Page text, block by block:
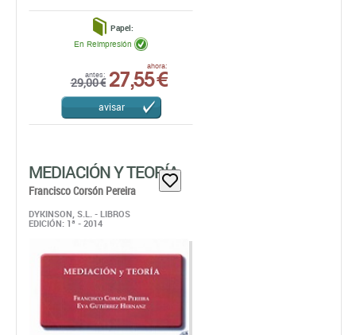
Papel:
antes:
29,00 €
ahora:
27,55 €
En Reimpresión
avisar
MEDIACIÓN Y TEORÍA
Francisco Corsón Pereira
DYKINSON, S.L. - LIBROS
EDICIÓN: 1ª - 2014